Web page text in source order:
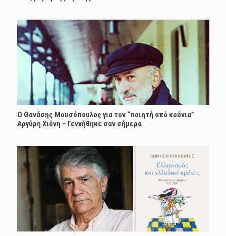
Ο Θανάσης Μουσόπουλος για τον “ποιητή από κούνια”
Αργύρη Χιόνη – Γεννήθηκε σαν σήμερα